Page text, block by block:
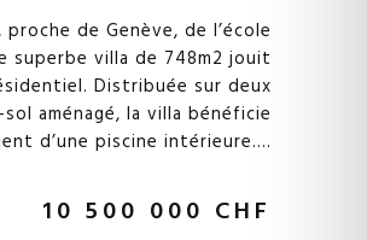
de Genève, de l’école
superbe villa de 748m2 jouit
Distribuée sur deux
aménagé, la villa bénéficie
d’une piscine intérieure....
10 500 000 CHF